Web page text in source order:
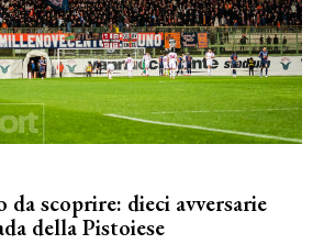
scoprire: dieci avversarie
della Pistoiese